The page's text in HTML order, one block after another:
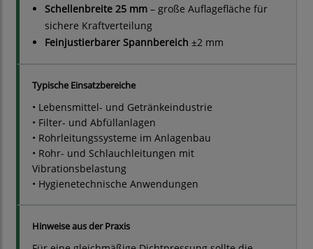
Schellenbreite 25 mm – große Auflagefläche für
sichere Kraftverteilung
Feinjustierbarer Spannbereich ±2 mm
Typische Einsatzbereiche
• Lebensmittel- und Getränkeindustrie
• Filter- und Abfüllanlagen
• Rohrleitungssysteme im Anlagenbau
• Rohr- und Schlauchleitungen mit
Vibrationsbelastung
• Hygienetechnische Anwendungen
Hinweise aus der Praxis